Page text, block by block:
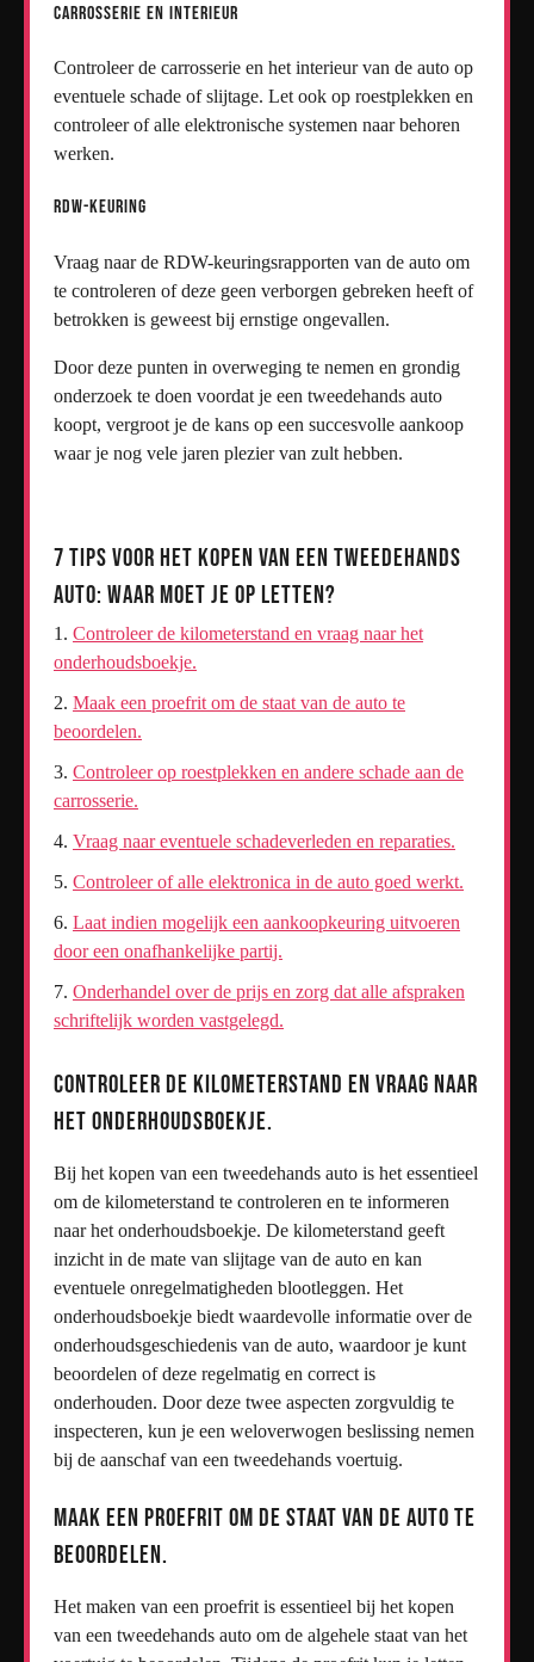
Carrosserie en interieur
Controleer de carrosserie en het interieur van de auto op
eventuele schade of slijtage. Let ook op roestplekken en
controleer of alle elektronische systemen naar behoren
werken.
RDW-keuring
Vraag naar de RDW-keuringsrapporten van de auto om
te controleren of deze geen verborgen gebreken heeft of
betrokken is geweest bij ernstige ongevallen.
Door deze punten in overweging te nemen en grondig
onderzoek te doen voordat je een tweedehands auto
koopt, vergroot je de kans op een succesvolle aankoop
waar je nog vele jaren plezier van zult hebben.
7 Tips voor het Kopen van een Tweedehands
Auto: Waar Moet Je Op Letten?
Controleer de kilometerstand en vraag naar het
onderhoudsboekje.
Maak een proefrit om de staat van de auto te
beoordelen.
Controleer op roestplekken en andere schade aan de
carrosserie.
Vraag naar eventuele schadeverleden en reparaties.
Controleer of alle elektronica in de auto goed werkt.
Laat indien mogelijk een aankoopkeuring uitvoeren
door een onafhankelijke partij.
Onderhandel over de prijs en zorg dat alle afspraken
schriftelijk worden vastgelegd.
Controleer de kilometerstand en vraag naar
het onderhoudsboekje.
Bij het kopen van een tweedehands auto is het essentieel
om de kilometerstand te controleren en te informeren
naar het onderhoudsboekje. De kilometerstand geeft
inzicht in de mate van slijtage van de auto en kan
eventuele onregelmatigheden blootleggen. Het
onderhoudsboekje biedt waardevolle informatie over de
onderhoudsgeschiedenis van de auto, waardoor je kunt
beoordelen of deze regelmatig en correct is
onderhouden. Door deze twee aspecten zorgvuldig te
inspecteren, kun je een weloverwogen beslissing nemen
bij de aanschaf van een tweedehands voertuig.
Maak een proefrit om de staat van de auto te
beoordelen.
Het maken van een proefrit is essentieel bij het kopen
van een tweedehands auto om de algehele staat van het